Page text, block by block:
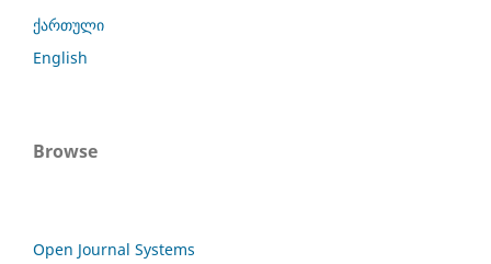
ქართული
English
Browse
Open Journal Systems